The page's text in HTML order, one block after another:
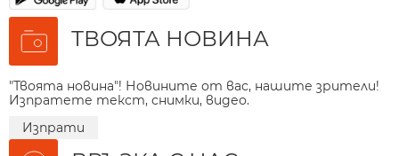
ТВОЯТА НОВИНА
"Твоята новина"! Новините от вас, нашите зрители!
Изпратете текст, снимки, видео.
Изпрати